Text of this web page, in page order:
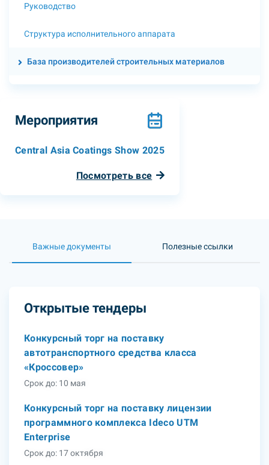
Руководство
Структура исполнительного аппарата
База производителей строительных материалов
Мероприятия
Central Asia Coatings Show 2025
Посмотреть все
Важные документы Полезные ссылки
Открытые тендеры
Конкурсный торг на поставку
автотранспортного средства класса
«Кроссовер»
Срок до: 10 мая
Конкурсный торг на поставку лицензии
программного комплекса Ideco UTM
Enterprise
Срок до: 17 октября